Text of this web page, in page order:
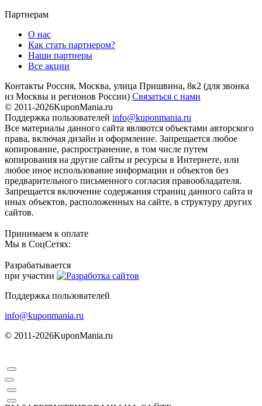
Партнерам
О нас
Как стать партнером?
Наши партнеры
Все акции
Контакты Россия, Москва, улица Пришвина, 8к2 (для звонка
из Москвы и регионов России) Связаться с нами
© 2011-2026KuponMania.ru
Поддержка пользователей info@kuponmania.ru
Все материалы данного сайта являются объектами авторского
права, включая дизайн и оформление. Запрещается любое
копирование, распространение, в том числе путем
копирования на другие сайты и ресурсы в Интернете, или
любое иное использование информации и объектов без
предварительного письменного согласия правообладателя.
Запрещается включение содержания страниц данного сайта и
иных объектов, расположенных на сайте, в структуру других
сайтов.
Принимаем к оплате
Мы в СоцСетях:
Разрабатывается
при участии
Поддержка пользователей
info@kuponmania.ru
© 2011-2026KuponMania.ru